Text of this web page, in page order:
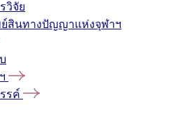
วิจัย
สินทางปัญญาแห่งจุฬาฯ
รค์